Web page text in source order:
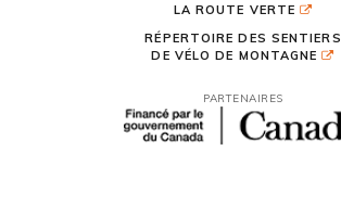
LA ROUTE VERTE
RÉPERTOIRE DES SENTIERS
DE VÉLO DE MONTAGNE
PARTENAIRES